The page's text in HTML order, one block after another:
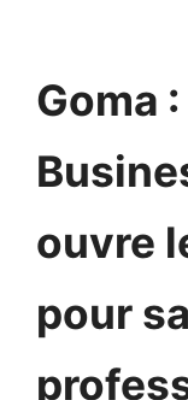
Goma
ouvre
pour